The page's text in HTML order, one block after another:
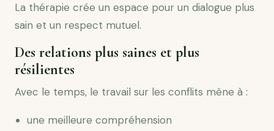
La thérapie crée un espace pour un dialogue plus
sain et un respect mutuel.
Des relations plus saines et plus
résilientes
Avec le temps, le travail sur les conflits mène à :
une meilleure compréhension